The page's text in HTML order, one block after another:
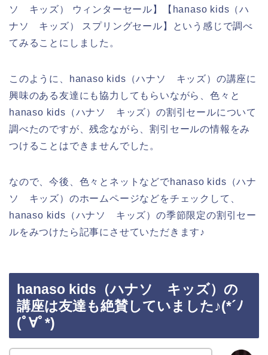
ソ キッズ） ウィンターセール】【hanaso kids（ハ
ナソ キッズ） スプリングセール】という感じで調べ
てみることにしました。
このように、hanaso kids（ハナソ キッズ）の講座に
興味のある友達にも協力してもらいながら、色々と
hanaso kids（ハナソ キッズ）の割引セールについて
調べたのですが、残念ながら、割引セールの情報をみ
つけることはできませんでした。
なので、今後、色々とネットなどでhanaso kids（ハナ
ソ キッズ）のホームページなどをチェックして、
hanaso kids（ハナソ キッズ）の季節限定の割引セー
ルをみつけたら記事にさせていただきます♪
hanaso kids（ハナソ キッズ）の
講座は友達も絶賛していました♪(*´ﾉ
(ﾟ∀ﾟ*)